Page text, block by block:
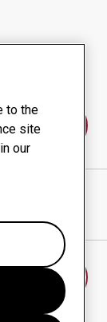
to the
site
our